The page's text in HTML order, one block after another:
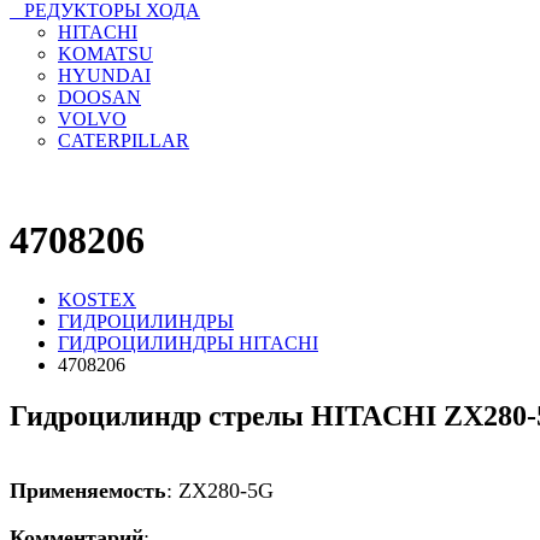
РЕДУКТОРЫ ХОДА
HITACHI
KOMATSU
HYUNDAI
DOOSAN
VOLVO
CATERPILLAR
4708206
KOSTEX
ГИДРОЦИЛИНДРЫ
ГИДРОЦИЛИНДРЫ HITACHI
4708206
Гидроцилиндр стрелы HITACHI
Применяемость: ZX280-5G